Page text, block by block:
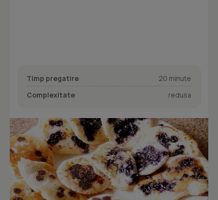
Timp pregatire
20 minute
Complexitate
redusa